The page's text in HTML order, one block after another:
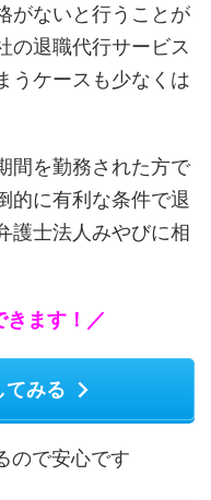
がないと行うことが
の退職代行サービス
うケースも少なくは
間を勤務された方で
的に有利な条件で退
護士法人みやびに相
きます！／
てみる
ので安心です